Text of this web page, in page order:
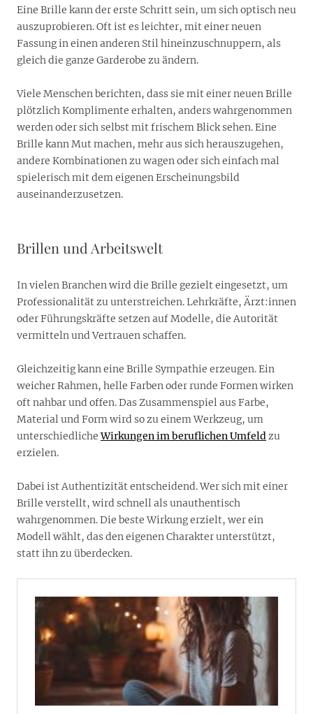
Eine Brille kann der erste Schritt sein, um sich optisch neu
auszuprobieren. Oft ist es leichter, mit einer neuen
Fassung in einen anderen Stil hineinzuschnuppern, als
gleich die ganze Garderobe zu ändern.
Viele Menschen berichten, dass sie mit einer neuen Brille
plötzlich Komplimente erhalten, anders wahrgenommen
werden oder sich selbst mit frischem Blick sehen. Eine
Brille kann Mut machen, mehr aus sich herauszugehen,
andere Kombinationen zu wagen oder sich einfach mal
spielerisch mit dem eigenen Erscheinungsbild
auseinanderzusetzen.
Brillen und Arbeitswelt
In vielen Branchen wird die Brille gezielt eingesetzt, um
Professionalität zu unterstreichen. Lehrkräfte, Ärzt:innen
oder Führungskräfte setzen auf Modelle, die Autorität
vermitteln und Vertrauen schaffen.
Gleichzeitig kann eine Brille Sympathie erzeugen. Ein
weicher Rahmen, helle Farben oder runde Formen wirken
oft nahbar und offen. Das Zusammenspiel aus Farbe,
Material und Form wird so zu einem Werkzeug, um
unterschiedlicheWirkungen im beruflichen Umfeldzu
erzielen.
Dabei ist Authentizität entscheidend. Wer sich mit einer
Brille verstellt, wird schnell als unauthentisch
wahrgenommen. Die beste Wirkung erzielt, wer ein
Modell wählt, das den eigenen Charakter unterstützt,
statt ihn zu überdecken.